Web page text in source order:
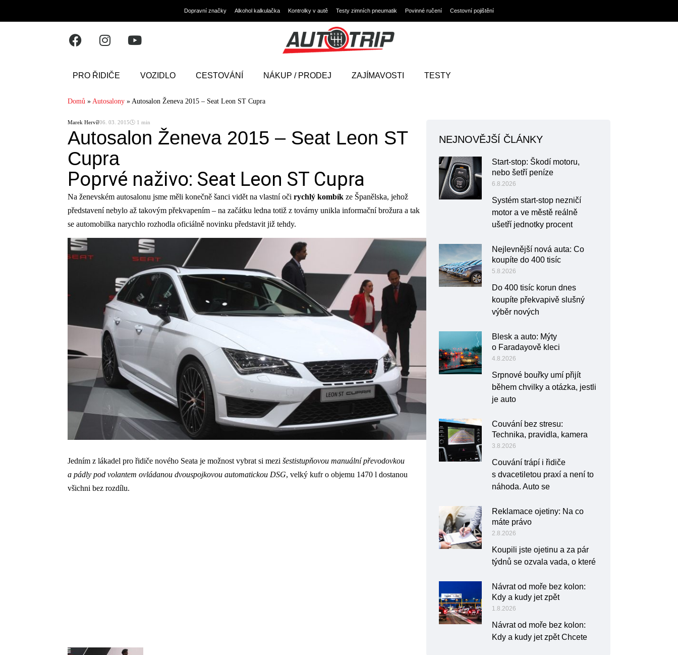
Dopravní značky Alkohol kalkulačka Kontrolky v autě Testy zimních pneumatik Povinné ručení Cestovní pojištění
PRO ŘIDIČE VOZIDLO CESTOVÁNÍ NÁKUP / PRODEJ ZAJÍMAVOSTI TESTY
Domů » Autosalony » Autosalon Ženeva 2015 – Seat Leon ST Cupra
Marek Hervíř06. 03. 2015🕓 1 min
Autosalon Ženeva 2015 – Seat Leon ST
Cupra
Poprvé naživo: Seat Leon ST Cupra
Na ženevském autosalonu jsme měli konečně šanci vidět na vlastní oči rychlý kombík ze Španělska, jehož
představení nebylo až takovým překvapením – na začátku ledna totiž z továrny unikla informační brožura a tak
se automobilka narychlo rozhodla oficiálně novinku představit již tehdy.
Jedním z lákadel pro řidiče nového Seata je možnost vybrat si mezi šestistupňovou manuální převodovkou
a pádly pod volantem ovládanou dvouspojkovou automatickou DSG, velký kufr o objemu 1470 l dostanou
všichni bez rozdílu.
NEJNOVĚJŠÍ ČLÁNKY
Start-stop: Škodí motoru,
nebo šetří peníze
6.8.2026
Systém start-stop nezničí
motor a ve městě reálně
ušetří jednotky procent
Nejlevnější nová auta: Co
koupíte do 400 tisíc
5.8.2026
Do 400 tisíc korun dnes
koupíte překvapivě slušný
výběr nových
Blesk a auto: Mýty
o Faradayově kleci
4.8.2026
Srpnové bouřky umí přijít
během chvilky a otázka, jestli
je auto
Couvání bez stresu:
Technika, pravidla, kamera
3.8.2026
Couvání trápí i řidiče
s dvacetiletou praxí a není to
náhoda. Auto se
Reklamace ojetiny: Na co
máte právo
2.8.2026
Koupili jste ojetinu a za pár
týdnů se ozvala vada, o které
Návrat od moře bez kolon:
Kdy a kudy jet zpět
1.8.2026
Návrat od moře bez kolon:
Kdy a kudy jet zpět Chcete